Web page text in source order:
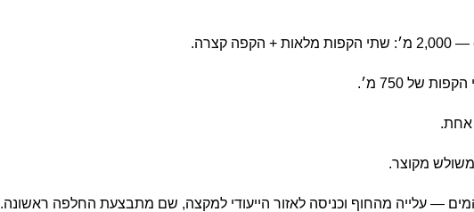
— 2,000 מ׳: שתי הקפות מלאות + הקפה קצרה.
— עלייה מהחוף וכניסה לאזור הייעודי למקצה, שם מתבצעת החלפה ראשונה.